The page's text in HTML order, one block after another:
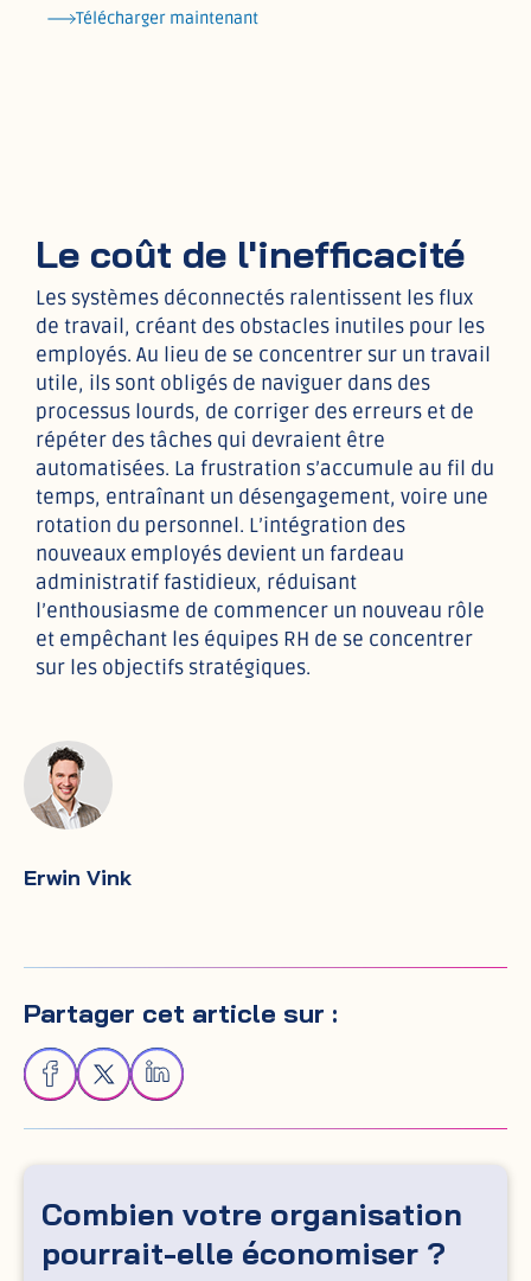
Télécharger maintenant
Le coût de l'inefficacité
Les systèmes déconnectés ralentissent les flux
de travail, créant des obstacles inutiles pour les
employés. Au lieu de se concentrer sur un travail
utile, ils sont obligés de naviguer dans des
processus lourds, de corriger des erreurs et de
répéter des tâches qui devraient être
automatisées. La frustration s’accumule au fil du
temps, entraînant un désengagement, voire une
rotation du personnel. L’intégration des
nouveaux employés devient un fardeau
administratif fastidieux, réduisant
l’enthousiasme de commencer un nouveau rôle
et empêchant les équipes RH de se concentrer
sur les objectifs stratégiques.
Erwin Vink
Partager cet article sur :
Combien votre organisation
pourrait-elle économiser ?